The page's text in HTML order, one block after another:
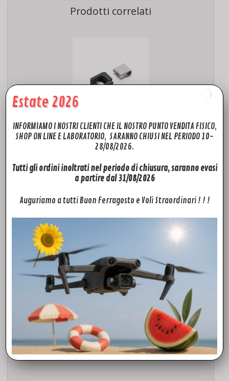
Prodotti correlati
ACCESSORI
DJI RS Modulo di Tracciamento Intelligente
69,00€
Aggiungi al carrello
Set di 4 filtri Split ND Freewell per DJI Air 3
105,00
Aggiungi al carrello
Estate 2026
INFORMIAMO I NOSTRI CLIENTI CHE IL NOSTRO PUNTO VENDITA FISICO,
SHOP ON LINE E LABORATORIO, SARANNO CHIUSI NEL PERIODO 10-
28/08/2026.
Tutti gli ordini inoltrati nel periodo di chiusura, saranno evasi
a partire dal 31/08/2026
Auguriamo a tutti Buon Ferragosto e Voli Straordinari ! ! !